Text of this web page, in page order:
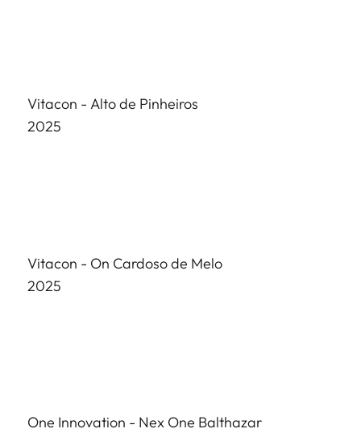
Vitacon - Alto de Pinheiros
2025
Vitacon - On Cardoso de Melo
2025
One Innovation - Nex One Balthazar